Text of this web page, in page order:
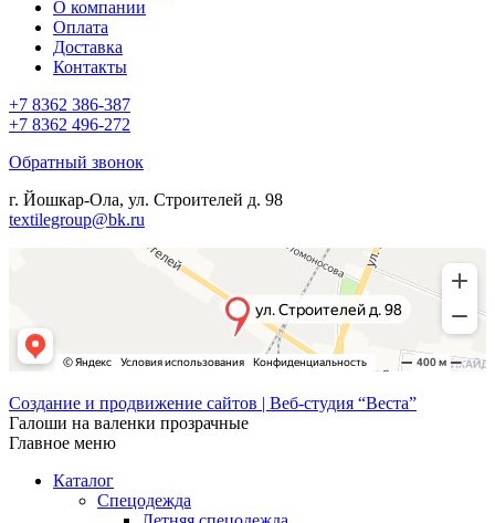
О компании
Оплата
Доставка
Контакты
+7 8362 386-387
+7 8362 496-272
Обратный звонок
г. Йошкар-Ола, ул. Строителей д. 98
textilegroup@bk.ru
Создание и продвижение сайтов | Веб-студия “Веста”
Галоши на валенки прозрачные
Главное меню
Каталог
Спецодежда